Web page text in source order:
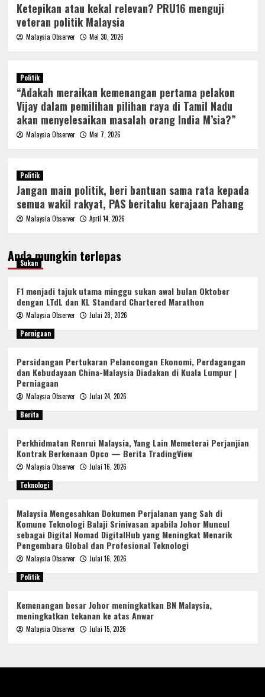
Ketepikan atau kekal relevan? PRU16 menguji
veteran politik Malaysia
Malaysia Observer Mei 30, 2026
Politik
“Adakah meraikan kemenangan pertama pelakon
Vijay dalam pemilihan pilihan raya di Tamil Nadu
akan menyelesaikan masalah orang India M’sia?”
Malaysia Observer Mei 7, 2026
Politik
Jangan main politik, beri bantuan sama rata kepada
semua wakil rakyat, PAS beritahu kerajaan Pahang
Malaysia Observer April 14, 2026
Anda mungkin terlepas
Sukan
F1 menjadi tajuk utama minggu sukan awal bulan Oktober
dengan LTdL dan KL Standard Chartered Marathon
Malaysia Observer
Julai 28, 2026
Pernigaan
Persidangan Pertukaran Pelancongan Ekonomi, Perdagangan
dan Kebudayaan China-Malaysia Diadakan di Kuala Lumpur |
Perniagaan
Malaysia Observer
Julai 24, 2026
Berita
Perkhidmatan Renrui Malaysia, Yang Lain Memeterai Perjanjian
Kontrak Berkenaan Opco — Berita TradingView
Malaysia Observer
Julai 16, 2026
Teknologi
Malaysia Mengesahkan Dokumen Perjalanan yang Sah di
Komune Teknologi Balaji Srinivasan apabila Johor Muncul
sebagai Digital Nomad DigitalHub yang Meningkat Menarik
Pengembara Global dan Profesional Teknologi
Malaysia Observer
Julai 16, 2026
Politik
Kemenangan besar Johor meningkatkan BN Malaysia,
meningkatkan tekanan ke atas Anwar
Malaysia Observer Julai 15, 2026